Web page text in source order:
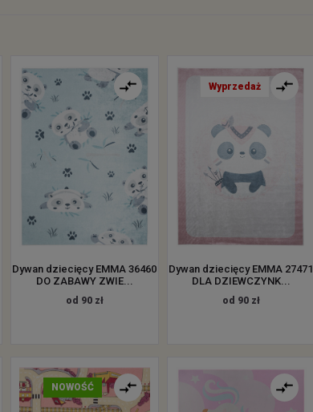
Dywan dziecięcy EMMA 36460
DO ZABAWY ZWIE...
od 90 zł
Wyprzedaż
Dywan dziecięcy EMMA 27471
DLA DZIEWCZYNK...
od 90 zł
NOWOŚĆ